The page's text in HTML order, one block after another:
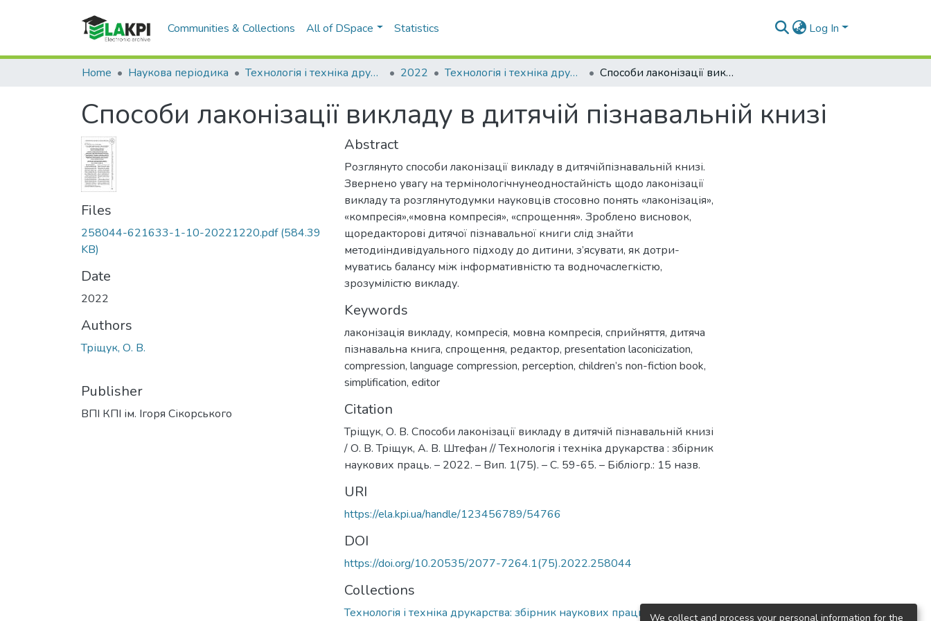
Communities & Collections All of DSpace Statistics Log In
Home Наукова періодика Технологія і техніка друкарства 2022 Технологія і техніка друкарства: збірник наукових праць, Вип. 1(75) Способи лаконізації викладу в дитячій пізнавальній книзі
Способи лаконізації викладу в дитячій пізнавальній книзі
Files
258044-621633-1-10-20221220.pdf(584.39
KB)
Date
2022
Authors
Тріщук, О. В.
Publisher
ВПІ КПІ ім. Ігоря Сікорського
Abstract
Розглянуто способи лаконізації викладу в дитячійпізнавальній книзі.
Звернено увагу на термінологічнунеодностайність щодо лаконізації
викладу та розглянутодумки науковців стосовно понять «лаконізація»,
«компресія»,«мовна компресія», «спрощення». Зроблено висновок,
щоредакторові дитячої пізнавальної книги слід знайти
методиіндивідуального підходу до дитини, з’ясувати, як дотри-
муватись балансу між інформативністю та водночаслегкістю,
зрозумілістю викладу.
Keywords
лаконізація викладу, компресія, мовна компресія, сприйняття, дитяча
пізнавальна книга, спрощення, редактор, presentation laconicization,
compression, language compression, perception, children’s non-fiction book,
simplification, editor
Citation
Тріщук, О. В. Способи лаконізації викладу в дитячій пізнавальній книзі
/ О. В. Тріщук, А. В. Штефан // Технологія і техніка друкарства : збірник
наукових праць. – 2022. – Вип. 1(75). – С. 59-65. – Бібліогр.: 15 назв.
URI
https://ela.kpi.ua/handle/123456789/54766
DOI
https://doi.org/10.20535/2077-7264.1(75).2022.258044
Collections
Технологія і техніка друкарства: збірник наукових праць, Вип. 1(75)We collect and process your personal information for the